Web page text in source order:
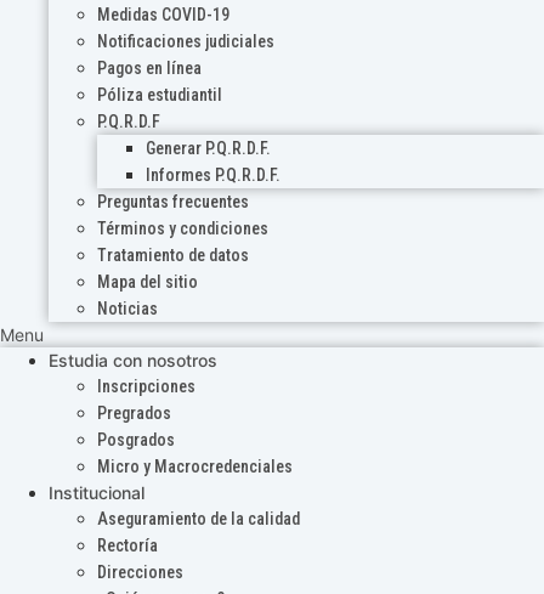
Medidas COVID-19
Notificaciones judiciales
Pagos en línea
Póliza estudiantil
P.Q.R.D.F
Generar P.Q.R.D.F.
Informes P.Q.R.D.F.
Preguntas frecuentes
Términos y condiciones
Tratamiento de datos
Mapa del sitio
Noticias
Menu
Estudia con nosotros
Inscripciones
Pregrados
Posgrados
Micro y Macrocredenciales
Institucional
Aseguramiento de la calidad
Rectoría
Direcciones